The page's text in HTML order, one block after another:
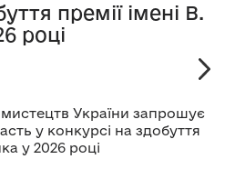
премії імені В.
році
України запрошує
у конкурсі на здобуття
у 2026 році